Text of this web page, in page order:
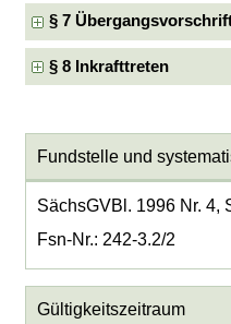
§ 7
§ 8 Inkrafttreten
Fundstelle und
SächsGVBl. 1996 Nr. 4,
Fsn-Nr.: 242-3.2/2
Gültigkeitszeitraum